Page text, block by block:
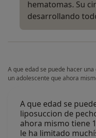
hematomas. Su
desarrollando
A que edad se puede hacer
un adolescente que ahora
A que edad se
liposuccion de
ahora mismo tiene
le ha limitado